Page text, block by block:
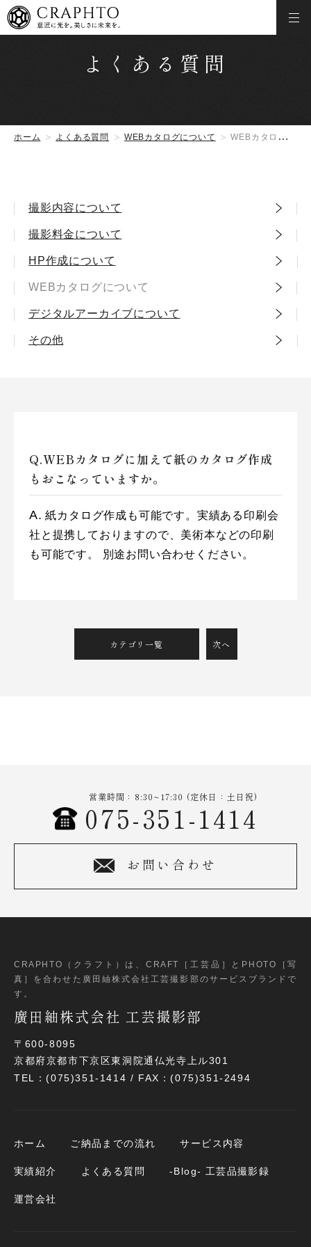
よくある質問
ホーム よくある質問 WEBカタログについて WEBカタログに加えて紙のカタログ作成もおこなっていますか。
撮影内容について
撮影料金について
HP作成について
WEBカタログについて
デジタルアーカイブについて
その他
WEBカタログに加えて紙のカタログ作成
もおこなっていますか。
紙カタログ作成も可能です。実績ある印刷会
社と提携しておりますので、美術本などの印刷
も可能です。
別途お問い合わせください。
カテゴリ一覧 次へ
営業時間：8:30~17:30 (定休日：土日祝)
075-351-1414
お問い合わせ
CRAPHTO（クラフト）は、CRAFT［工芸品］とPHOTO［写
真］ を合わせた廣田紬株式会社工芸撮影部のサービスブランドで
す。
廣田紬株式会社 工芸撮影部
〒600-8095
京都府京都市下京区東洞院通仏光寺上ル301
TEL：(075)351-1414 / FAX：(075)351-2494
ホーム ご納品までの流れ サービス内容
実績紹介 よくある質問 -Blog- 工芸品撮影録
運営会社